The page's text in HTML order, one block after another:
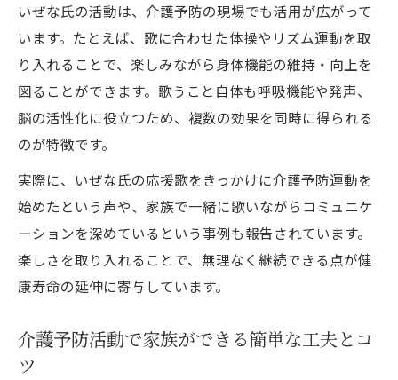
いぜな氏の活動は、介護予防の現場でも活用が広がって
います。たとえば、歌に合わせた体操やリズム運動を取
り入れることで、楽しみながら身体機能の維持・向上を
図ることができます。歌うこと自体も呼吸機能や発声、
脳の活性化に役立つため、複数の効果を同時に得られる
のが特徴です。
実際に、いぜな氏の応援歌をきっかけに介護予防運動を
始めたという声や、家族で一緒に歌いながらコミュニケ
ーションを深めているという事例も報告されています。
楽しさを取り入れることで、無理なく継続できる点が健
康寿命の延伸に寄与しています。
介護予防活動で家族ができる簡単な工夫とコ
ツ